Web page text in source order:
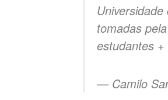
tomadas
estudantes +
— Camilo